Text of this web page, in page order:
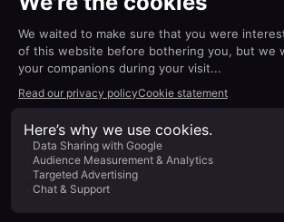
Il no-code offre agli utenti senza
conoscenza di programmazione la
creare app e integrazioni
piattaforme, senza dedicare mesi di
sviluppo e senza competenze
Più specificamente, gli utenti possono
scenari automatizzati tra noCRM e
peraumentare l'efficienza della
e semplificare i processi aziendali
di piattaforme no-code agili.